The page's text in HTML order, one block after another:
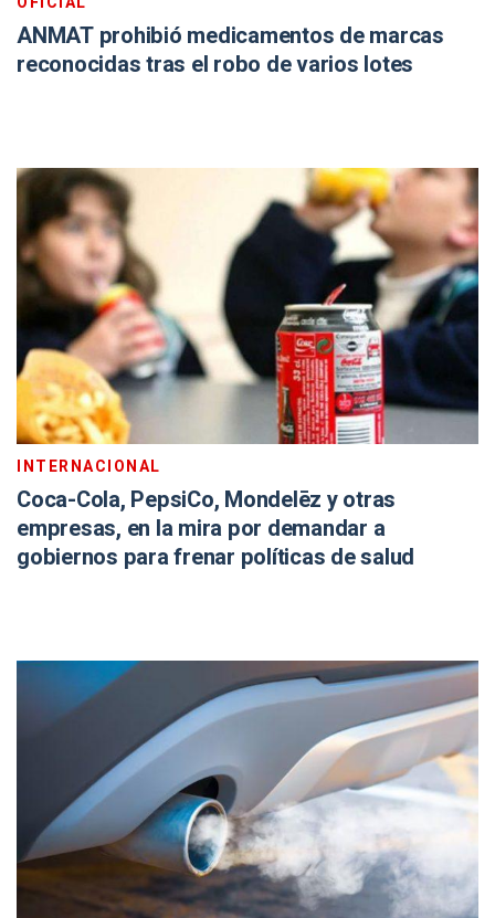
ANMAT prohibió medicamentos de marcas
reconocidas tras el robo de varios lotes
INTERNACIONAL
Coca-Cola, PepsiCo, Mondelēz y otras
empresas, en la mira por demandar a
gobiernos para frenar políticas de salud